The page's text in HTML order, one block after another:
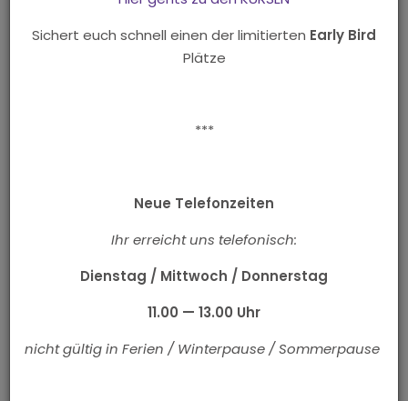
Wir bieten euch die Möglichkeit eines Privatkurses oder
Weitere Infos
Sichert euch schnell einen der limitierten Early Bird
Plätze
***
Neue Telefonzeiten
Ihr erreicht uns telefonisch:
Dienstag / Mittwoch / Donnerstag
11.00 — 13.00 Uhr
nicht gültig in Ferien / Winterpause / Sommerpause